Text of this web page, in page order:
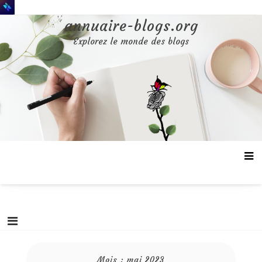
Aller
au
annuaire-blogs.org
Explorez le monde des blogs
Mois :mai 2023